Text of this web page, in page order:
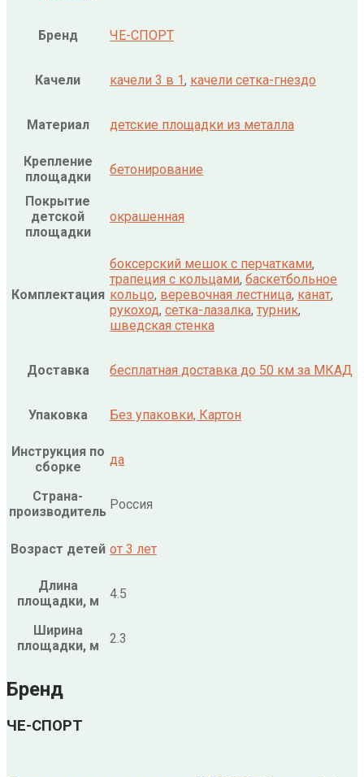
Бренд ЧЕ-СПОРТ
Качели качели 3 в 1, качели сетка-гнездо
Материал детские площадки из металла
Крепление
площадки
бетонирование
Покрытие
детской
площадки
окрашенная
Комплектация
боксерский мешок с перчатками,
трапеция с кольцами, баскетбольное
кольцо, веревочная лестница, канат,
рукоход, сетка-лазалка, турник,
шведская стенка
Доставка бесплатная доставка до 50 км за МКАД
Упаковка Без упаковки, Картон
Инструкция по
сборке
да
Страна-
производитель Россия
Возраст детей от 3 лет
Длина
площадки, м
4.5
Ширина
площадки, м
2.3
Бренд
ЧЕ-СПОРТ